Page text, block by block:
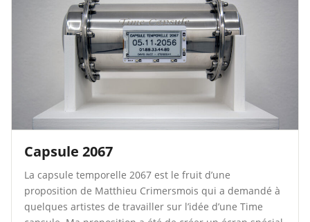
Capsule 2067
La capsule temporelle 2067 est le fruit d’une
proposition de Matthieu Crimersmois qui a demandé à
quelques artistes de travailler sur l’idée d’une Time